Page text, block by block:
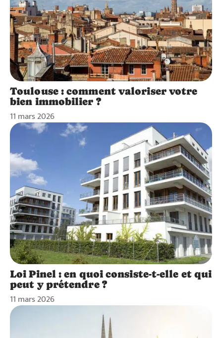
Toulouse : comment valoriser votre
bien immobilier ?
11 mars 2026
Loi Pinel : en quoi consiste-t-elle et qui
peut y prétendre ?
11 mars 2026